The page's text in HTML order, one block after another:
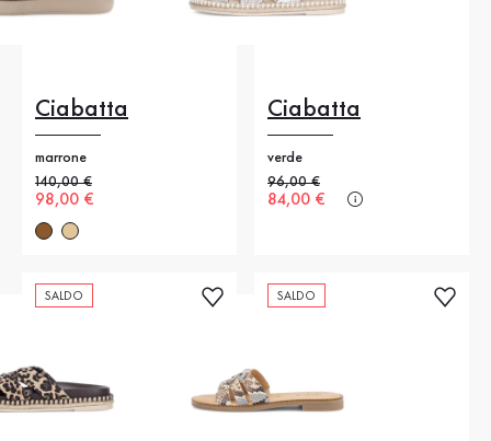
Ciabatta
marrone
Prezzo precedente
140,00 €
Nuovo prezzo
98,00 €
Ciabatta
verde
Prezzo precedente
96,00 €
Nuovo prezzo
84,00 €
SALDO SALDO